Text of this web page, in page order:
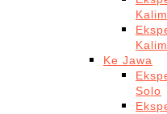
Ke Jawa
Solo